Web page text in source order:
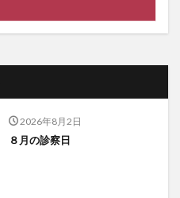
2026年8月2日
８月の診察日